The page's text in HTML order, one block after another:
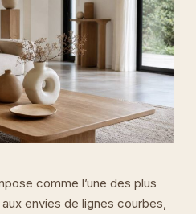
comme l’une des plus
envies de lignes courbes,